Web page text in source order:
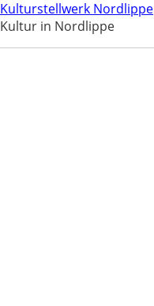
Kulturstellwerk Nordlippe
Kultur in Nordlippe